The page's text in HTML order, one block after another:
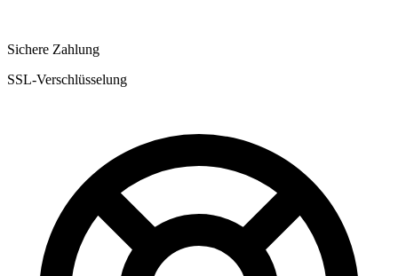
Sichere Zahlung
SSL-Verschlüsselung